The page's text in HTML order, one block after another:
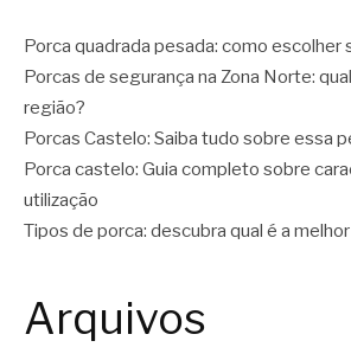
Porca quadrada pesada: como escolher
Porcas de segurança na Zona Norte:
região?
Porcas Castelo: Saiba tudo sobre essa
Porca castelo: Guia completo sobre
utilização
Tipos de porca: descubra qual é a
Arquivos